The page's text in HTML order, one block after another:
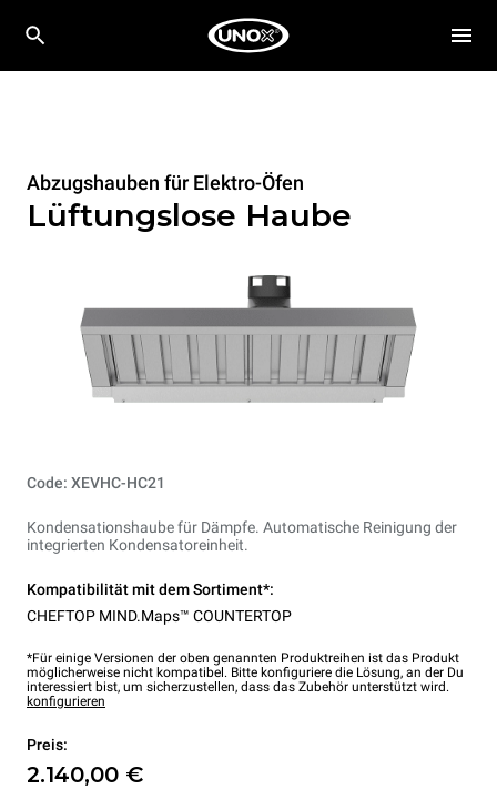
Abzugshauben für Elektro-Öfen
Lüftungslose Haube
Code: XEVHC-HC21
Kondensationshaube für Dämpfe. Automatische Reinigung der
integrierten Kondensatoreinheit.
Kompatibilität mit dem Sortiment*:
CHEFTOP MIND.Maps™ COUNTERTOP
*Für einige Versionen der oben genannten Produktreihen ist das Produkt
möglicherweise nicht kompatibel. Bitte konfiguriere die Lösung, an der Du
interessiert bist, um sicherzustellen, dass das Zubehör unterstützt wird.
konfigurieren
Preis:
2.140,00 €